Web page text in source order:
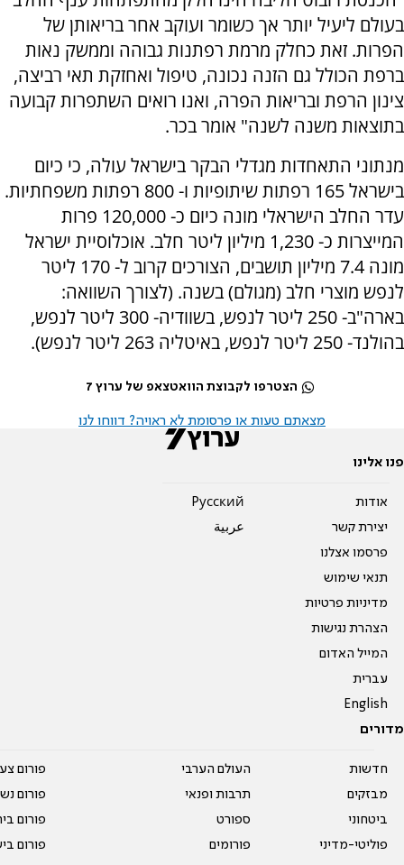
בעולם ליעיל יותר אך כשומר ועוקב אחר בריאותן של
הפרות. זאת כחלק מרמת רפתנות גבוהה וממשק נאות
ברפת הכולל גם הזנה נכונה, טיפול ואחזקת תאי רביצה,
צינון הרפת ובריאות הפרה, ואנו רואים השתפרות קבועה
בתוצאות משנה לשנה" אומר בכר.
מנתוני התאחדות מגדלי הבקר בישראל עולה, כי כיום
בישראל 165 רפתות שיתופיות ו- 800 רפתות משפחתיות.
עדר החלב הישראלי מונה כיום כ- 120,000 פרות
המייצרות כ- 1,230 מיליון ליטר חלב. אוכלוסיית ישראל
מונה 7.4 מיליון תושבים, הצורכים קרוב ל- 170 ליטר
לנפש מוצרי חלב (מגולם) בשנה. (לצורך השוואה:
בארה"ב- 250 ליטר לנפש, בשוודיה- 300 ליטר לנפש,
בהולנד- 250 ליטר לנפש, באיטליה 263 ליטר לנפש).
הצטרפו לקבוצת הוואטצאפ של ערוץ 7
מצאתם טעות או פרסומת לא ראויה? דווחו לנו
פנו אלינו
אודות
יצירת קשר
פרסמו אצלנו
תנאי שימוש
מדיניות פרטיות
הצהרת נגישות
המייל האדום
עברית
English
Pусский
عربية
מדורים
חדשות
מבזקים
ביטחוני
פוליטי-מדיני
העולם הערבי
תרבות ופנאי
ספורט
פורומים
פורום
פורום
פורום
פורום